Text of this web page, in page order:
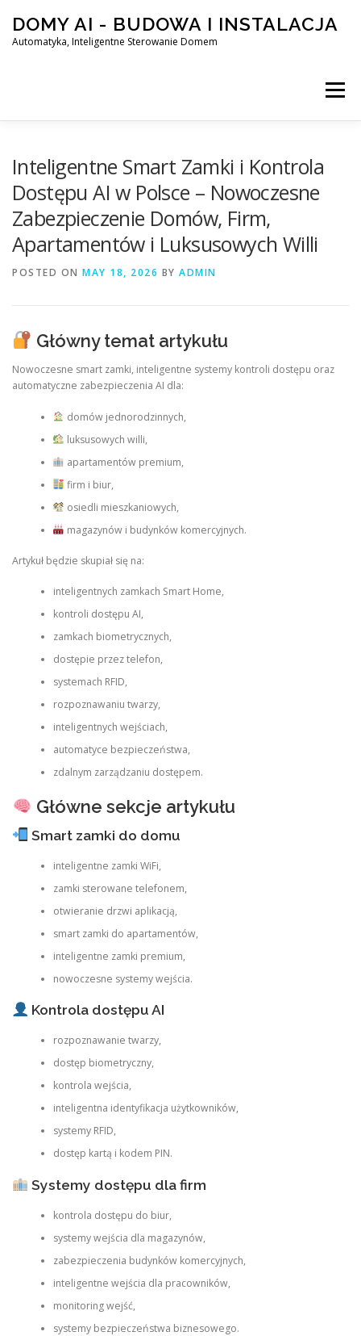
content
DOMY AI - BUDOWA I INSTALACJA
Automatyka, Inteligentne Sterowanie Domem
Menu
SMART DOM AI – AUTOMATYKA, INTELIGENTNE
BLOG KONTAKT
Inteligentne Smart Zamki i Kontrola
Dostępu AI w Polsce – Nowoczesne
Zabezpieczenie Domów, Firm,
Apartamentów i Luksusowych Willi
POSTED ON MAY 18, 2026 BY ADMIN
Główny temat artykułu
Nowoczesne smart zamki, inteligentne systemy kontroli dostępu oraz
automatyczne zabezpieczenia AI dla:
domów jednorodzinnych,
luksusowych willi,
apartamentów premium,
firm i biur,
osiedli mieszkaniowych,
magazynów i budynków komercyjnych.
Artykuł będzie skupiał się na:
inteligentnych zamkach Smart Home,
kontroli dostępu AI,
zamkach biometrycznych,
dostępie przez telefon,
systemach RFID,
rozpoznawaniu twarzy,
inteligentnych wejściach,
automatyce bezpieczeństwa,
zdalnym zarządzaniu dostępem.
Główne sekcje artykułu
Smart zamki do domu
inteligentne zamki WiFi,
zamki sterowane telefonem,
otwieranie drzwi aplikacją,
smart zamki do apartamentów,
inteligentne zamki premium,
nowoczesne systemy wejścia.
Kontrola dostępu AI
rozpoznawanie twarzy,
dostęp biometryczny,
kontrola wejścia,
inteligentna identyfikacja użytkowników,
systemy RFID,
dostęp kartą i kodem PIN.
Systemy dostępu dla firm
kontrola dostępu do biur,
systemy wejścia dla magazynów,
zabezpieczenia budynków komercyjnych,
inteligentne wejścia dla pracowników,
monitoring wejść,
systemy bezpieczeństwa biznesowego.